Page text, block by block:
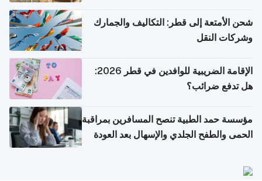
شحن الأمتعة إلى قطر: التكاليف والجمارك
وشركات النقل
الإقامة الضريبية للوافدين في قطر 2026:
هل تدفع ضرائب؟
مؤسسة حمد الطبية تنصح المسافرين بمراقبة
الحمى والطفح الجلدي والإسهال بعد العودة